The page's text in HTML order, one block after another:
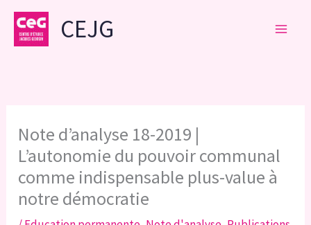
Aller
contenu
CEJG
Note d’analyse 18-2019 |
L’autonomie du pouvoir communal
comme indispensable plus-value à
notre démocratie